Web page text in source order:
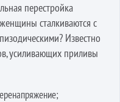
перестройка
сталкиваются с
Известно
усиливающих приливы